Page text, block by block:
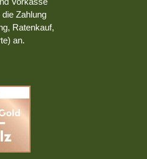
Zahlung
Ratenkauf,
an.